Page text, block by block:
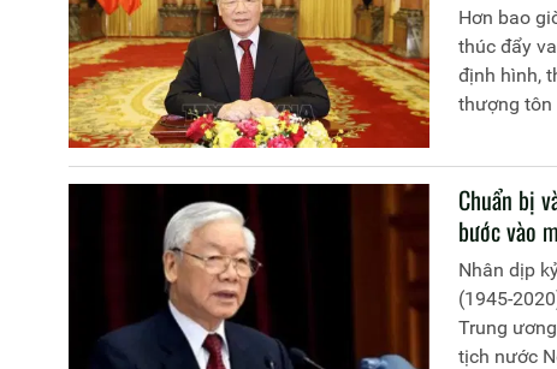
Hơn bao
thúc đẩy
định hình,
thượng tôn
Chuẩn bị
bước vào
Nhân dịp
(1945-
Trung
tịch nước